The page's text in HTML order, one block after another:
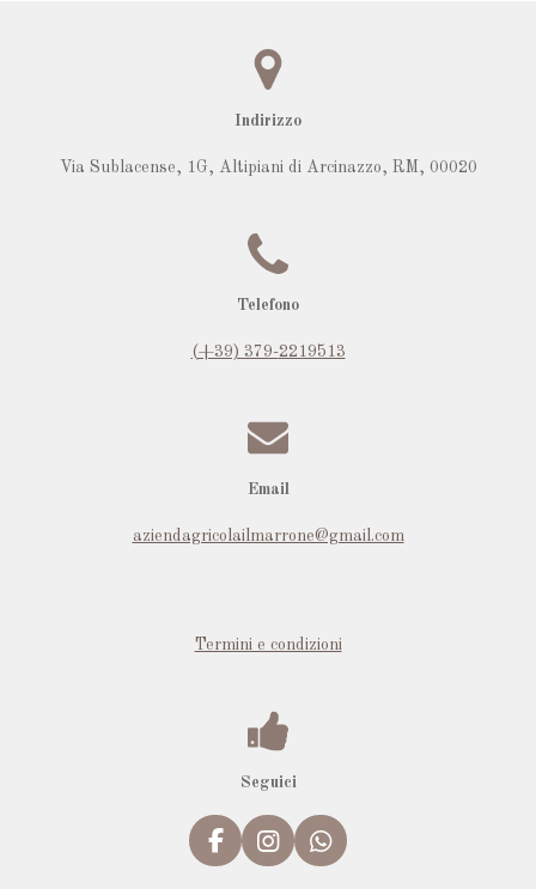
Indirizzo
Via Sublacense, 1G, Altipiani di Arcinazzo, RM , 00020
Telefono
(+39) 379-2219513
Email
aziendagricolailmarrone@gmail.com
Termini e condizioni
Seguici
F
I
W